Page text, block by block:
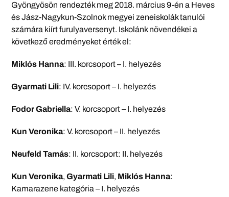
Gyöngyösön rendezték meg 2018. március 9-én a Heves
és Jász-Nagykun-Szolnok megyei zeneiskolák tanulói
számára kiírt furulyaversenyt. Iskolánk növendékei a
következő eredményeket érték el:
Miklós Hanna: III. korcsoport – I. helyezés
Gyarmati Lili: IV. korcsoport – I. helyezés
Fodor Gabriella: V. korcsoport – I. helyezés
Kun Veronika: V. korcsoport – II. helyezés
Neufeld Tamás: II. korcsoport: II. helyezés
Kun Veronika,Gyarmati Lili, Miklós Hanna:
Kamarazene kategória – I. helyezés